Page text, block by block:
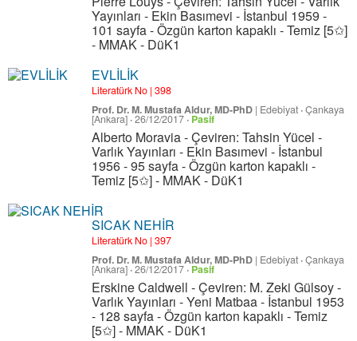
Yayınları - Ekin Basımevi - İstanbul 1959 -
101 sayfa - Özgün karton kapaklı - Temiz [5✩]
- MMAK - DüK1
EVLİLİK
Literatürk No | 398
Prof. Dr. M. Mustafa Aldur, MD-PhD | Edebiyat ·Çankaya
[Ankara] ·26/12/2017 · Pasif
Alberto Moravia - Çeviren: Tahsin Yücel -
Varlık Yayınları - Ekin Basımevi - İstanbul
1956 - 95 sayfa - Özgün karton kapaklı -
Temiz [5✩] - MMAK - DüK1
SICAK NEHİR
Literatürk No | 397
Prof. Dr. M. Mustafa Aldur, MD-PhD | Edebiyat ·Çankaya
[Ankara] ·26/12/2017 · Pasif
Erskine Caldwell - Çeviren: M. Zeki Gülsoy -
Varlık Yayınları - Yeni Matbaa - İstanbul 1953
- 128 sayfa - Özgün karton kapaklı - Temiz
[5✩] - MMAK - DüK1